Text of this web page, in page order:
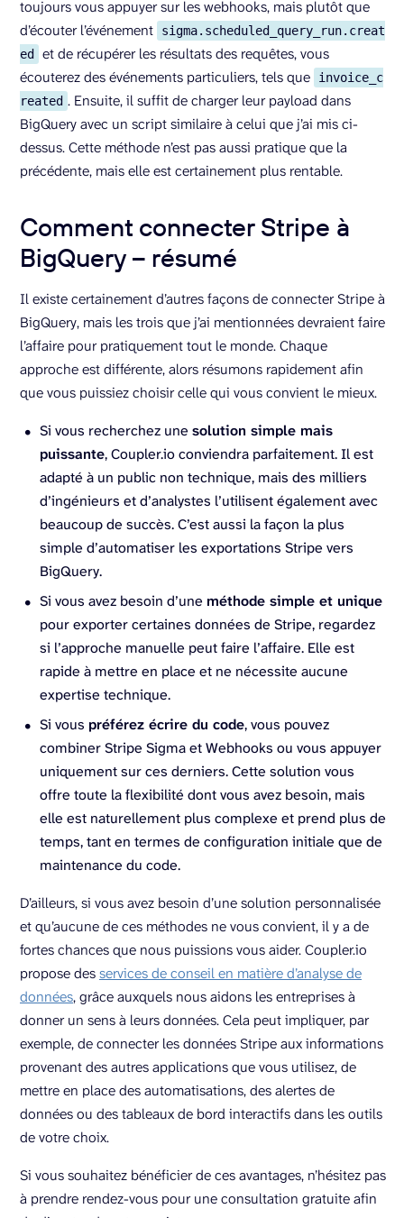
toujours vous appuyer sur les webhooks, mais plutôt que
d’écouter l’événement
sigma.scheduled_query_run.creat
ed
et de récupérer les résultats des requêtes, vous
écouterez des événements particuliers, tels que
invoice_c
reated . Ensuite, il suffit de charger leur payload dans
BigQuery avec un script similaire à celui que j’ai mis ci-
dessus. Cette méthode n’est pas aussi pratique que la
précédente, mais elle est certainement plus rentable.
Comment connecter Stripe à
BigQuery – résumé
Il existe certainement d’autres façons de connecter Stripe à
BigQuery, mais les trois que j’ai mentionnées devraient faire
l’affaire pour pratiquement tout le monde. Chaque
approche est différente, alors résumons rapidement afin
que vous puissiez choisir celle qui vous convient le mieux.
Si vous recherchez une solution simple mais
puissante, Coupler.io conviendra parfaitement. Il est
adapté à un public non technique, mais des milliers
d’ingénieurs et d’analystes l’utilisent également avec
beaucoup de succès. C’est aussi la façon la plus
simple d’automatiser les exportations Stripe vers
BigQuery.
Si vous avez besoin d’une méthode simple et unique
pour exporter certaines données de Stripe, regardez
si l’approche manuelle peut faire l’affaire. Elle est
rapide à mettre en place et ne nécessite aucune
expertise technique.
Si vous préférez écrire du code, vous pouvez
combiner Stripe Sigma et Webhooks ou vous appuyer
uniquement sur ces derniers. Cette solution vous
offre toute la flexibilité dont vous avez besoin, mais
elle est naturellement plus complexe et prend plus de
temps, tant en termes de configuration initiale que de
maintenance du code.
D’ailleurs, si vous avez besoin d’une solution personnalisée
et qu’aucune de ces méthodes ne vous convient, il y a de
fortes chances que nous puissions vous aider. Coupler.io
propose desservices de conseil en matière d’analyse de
données, grâce auxquels nous aidons les entreprises à
donner un sens à leurs données. Cela peut impliquer, par
exemple, de connecter les données Stripe aux informations
provenant des autres applications que vous utilisez, de
mettre en place des automatisations, des alertes de
données ou des tableaux de bord interactifs dans les outils
de votre choix.
Si vous souhaitez bénéficier de ces avantages, n’hésitez pas
à prendre rendez-vous pour une consultation gratuite afin